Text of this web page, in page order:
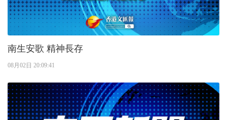
南生安歌 精神長存
08月02日 20:09:41